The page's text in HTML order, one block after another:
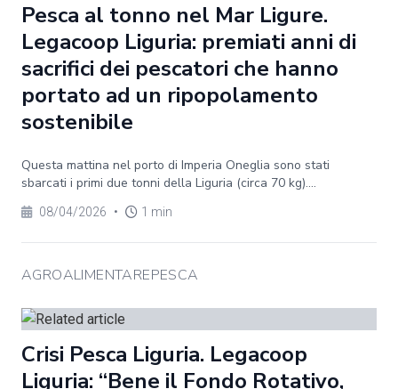
Pesca al tonno nel Mar Ligure.
Legacoop Liguria: premiati anni di
sacrifici dei pescatori che hanno
portato ad un ripopolamento
sostenibile
Questa mattina nel porto di Imperia Oneglia sono stati
sbarcati i primi due tonni della Liguria (circa 70 kg)....
08/04/2026 • 1 min
AGROALIMENTAREPESCA
Crisi Pesca Liguria. Legacoop
Liguria: “Bene il Fondo Rotativo,